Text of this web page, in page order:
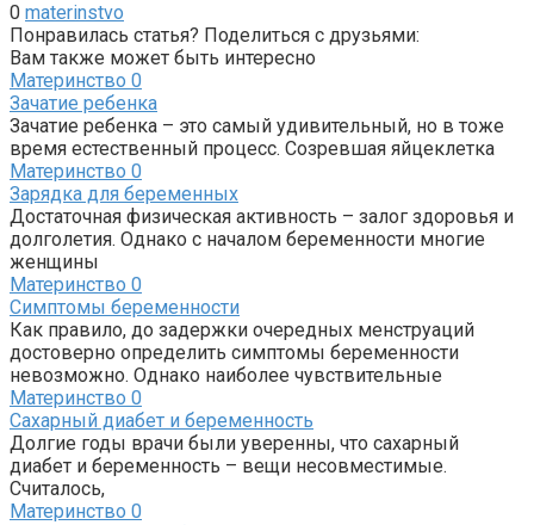
0 materinstvo
Понравилась статья? Поделиться с друзьями:
Вам также может быть интересно
Материнство 0
Зачатие ребенка
Зачатие ребенка – это самый удивительный, но в тоже
время естественный процесс. Созревшая яйцеклетка
Материнство 0
Зарядка для беременных
Достаточная физическая активность – залог здоровья и
долголетия. Однако с началом беременности многие
женщины
Материнство 0
Симптомы беременности
Как правило, до задержки очередных менструаций
достоверно определить симптомы беременности
невозможно. Однако наиболее чувствительные
Материнство 0
Сахарный диабет и беременность
Долгие годы врачи были уверенны, что сахарный
диабет и беременность – вещи несовместимые.
Считалось,
Материнство 0